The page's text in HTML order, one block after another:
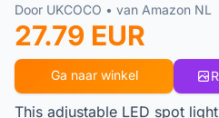
Door UKCOCO • van Amazon NL
27.79 EUR
Ga naar winkel
This adjustable LED spot